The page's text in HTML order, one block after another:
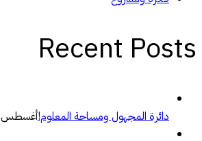
Recent Posts
دائرة المجهول ومساحة المعلوم!أغسطس 12